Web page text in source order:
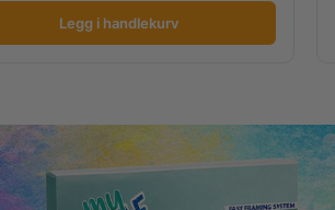
Legg i handlekurv